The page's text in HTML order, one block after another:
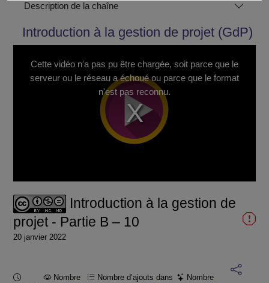
Description de la chaîne
Introduction à la gestion de projet (GdP)
Cette vidéo n'a pas pu être chargée, soit parce que le
serveur ou le réseau a échoué ou parce que le format
n'est pas reconnu.
Introduction à la gestion de
projet - Partie B – 10
20 janvier 2022
Durée : Nombre
Nombre d’ajouts dans
Nombre